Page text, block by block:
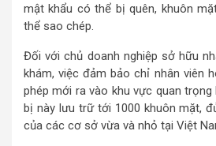
mật khẩu có thể bị quên, khuôn
thể sao chép.
Đối với chủ doanh nghiệp sở hữu
khám, việc đảm bảo chỉ nhân viên
phép mới ra vào khu vực quan
bị này lưu trữ tới 1000 khuôn mặt,
của các cơ sở vừa và nhỏ tại Việt